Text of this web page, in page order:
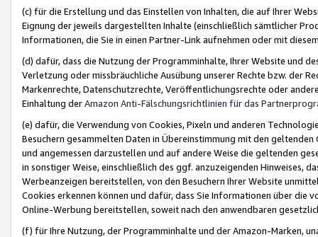
(c) für die Erstellung und das Einstellen von Inhalten, die auf Ihrer
Eignung der jeweils dargestellten Inhalte (einschließlich sämtlicher
Informationen, die Sie in einen Partner-Link aufnehmen oder mit
(d) dafür, dass die Nutzung der Programminhalte, Ihrer Website und
Verletzung oder missbräuchliche Ausübung unserer Rechte bzw. der
Markenrechte, Datenschutzrechte, Veröffentlichungsrechte oder
Einhaltung derAmazon Anti-Fälschungsrichtlinien für das
(e) dafür, die Verwendung von Cookies, Pixeln und anderen
Besuchern gesammelten Daten in Übereinstimmung mit den
und angemessen darzustellen und auf andere Weise die geltenden
in sonstiger Weise, einschließlich des ggf. anzuzeigenden Hinweises,
Werbeanzeigen bereitstellen, von den Besuchern Ihrer Website
Cookies erkennen können und dafür, dass Sie Informationen über die
Online-Werbung bereitstellen, soweit nach den anwendbaren
(f) für Ihre Nutzung, der Programminhalte und der Amazon-Marken,